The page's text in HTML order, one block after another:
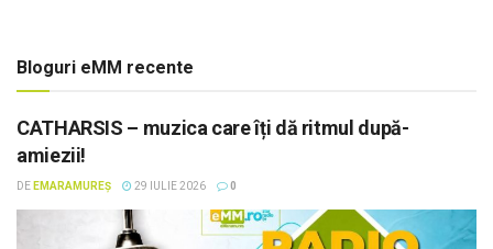
Bloguri eMM recente
CATHARSIS – muzica care îți dă ritmul după-
amiezii!
DE EMARAMUREȘ 29 IULIE 2026 0